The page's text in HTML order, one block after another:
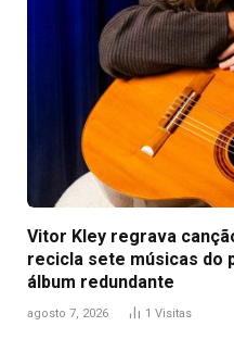
Vitor Kley regrava
recicla sete músicas do
álbum redundante
agosto 7, 2026 1 Visitas